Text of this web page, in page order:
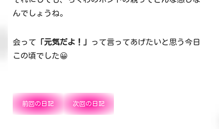
んでしょうね。
会って 「元気だよ！」
って言ってあげたいと思う今日
この頃でした😀
前回の日記 次回の日記